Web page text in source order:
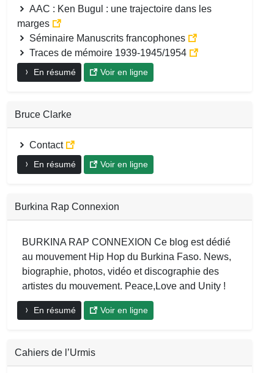
AAC : Ken Bugul : une trajectoire dans les
marges
Séminaire Manuscrits francophones
Traces de mémoire 1939-1945/1954
En résumé Voir en ligne
Bruce Clarke
Contact
En résumé Voir en ligne
Burkina Rap Connexion
BURKINA RAP CONNEXION Ce blog est dédié
au mouvement Hip Hop du Burkina Faso. News,
biographie, photos, vidéo et discographie des
artistes du mouvement. Peace,Love and Unity !
En résumé Voir en ligne
Cahiers de l’Urmis